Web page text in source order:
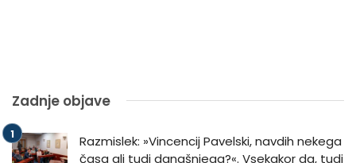
Zadnje objave
Razmislek: »Vincencij Pavelski, navdih nekega
časa ali tudi današnjega?«. Vsekakor da, tudi